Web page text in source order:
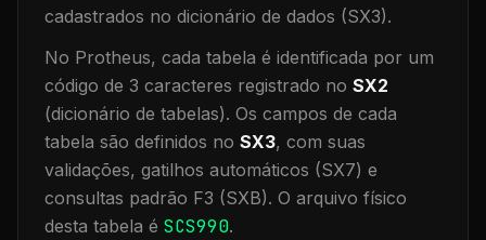
cadastrados no dicionário de dados (SX3).
No Protheus, cada tabela é identificada por um
código de 3 caracteres registrado no SX2
(dicionário de tabelas). Os campos de cada
tabela são definidos no SX3, com suas
validações, gatilhos automáticos (SX7) e
consultas padrão F3 (SXB). O arquivo físico
desta tabela é SCS990.